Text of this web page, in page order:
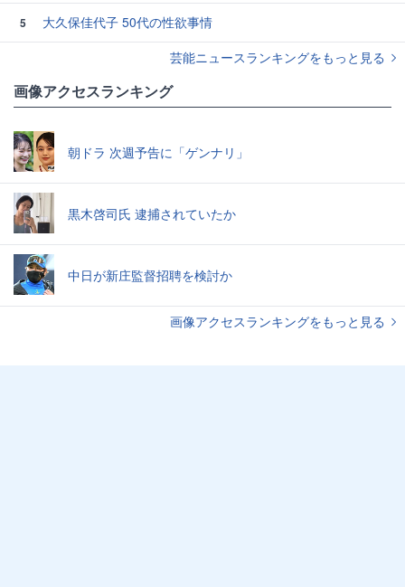
5
大久保佳代子 50代の性欲事情
芸能ニュースランキングをもっと見る
画像アクセスランキング
朝ドラ 次週予告に「ゲンナリ」
黒木啓司氏 逮捕されていたか
中日が新庄監督招聘を検討か
画像アクセスランキングをもっと見る